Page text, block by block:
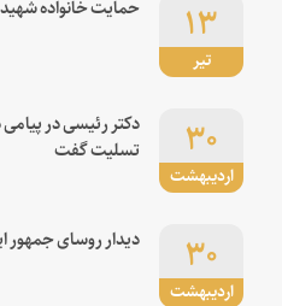
تیر
۱۳
اردیبهشت
۳۰
دکتر رئیسی در
تسلیت گفت
اردیبهشت
۳۰ دیدار روسای جمهور